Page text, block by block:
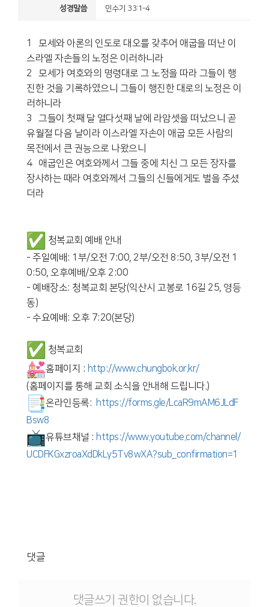
성경말씀 민수기 33:1-4
1 모세와 아론의 인도로 대오를 갖추어 애굽을 떠난 이
스라엘 자손들의 노정은 이러하니라
2 모세가 여호와의 명령대로 그 노정을 따라 그들이 행
진한 것을 기록하였으니 그들이 행진한 대로의 노정은 이
러하니라
3 그들이 첫째 달 열다섯째 날에 라암셋을 떠났으니 곧
유월절 다음 날이라 이스라엘 자손이 애굽 모든 사람의
목전에서 큰 권능으로 나왔으니
4 애굽인은 여호와께서 그들 중에 치신 그 모든 장자를
장사하는 때라 여호와께서 그들의 신들에게도 벌을 주셨
더라
청복교회 예배 안내
- 주일예배: 1부/오전 7:00, 2부/오전 8:50, 3부/오전 1
0:50, 오후예배/오후 2:00
- 예배장소: 청복교회 본당(익산시 고봉로 16길 25, 영등
동)
- 수요예배: 오후 7:20(본당)
청복교회
홈페이지 : http://www.chungbok.or.kr/
(홈페이지를 통해 교회 소식을 안내해 드립니다.)
온라인등록: https://forms.gle/LcaR9mAM6JLdF
Bsw8
유튜브채널 : https://www.youtube.com/channel/
UCDFKGxzroaXdDkLy5Tv8wXA?sub_ confirmation=1
댓글
댓글쓰기 권한이 없습니다.